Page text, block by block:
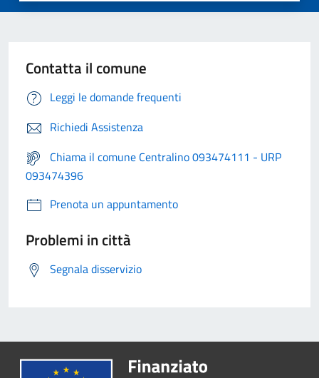
Contatta il comune
Leggi le domande frequenti
Richiedi Assistenza
Chiama il comune Centralino 093474111 - URP
093474396
Prenota un appuntamento
Problemi in città
Segnala disservizio